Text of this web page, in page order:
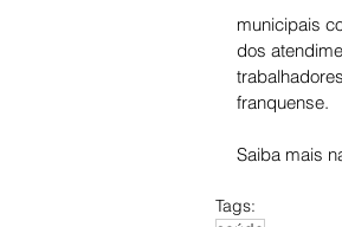
municipais
dos
franquense.
Saiba mais
Tags: